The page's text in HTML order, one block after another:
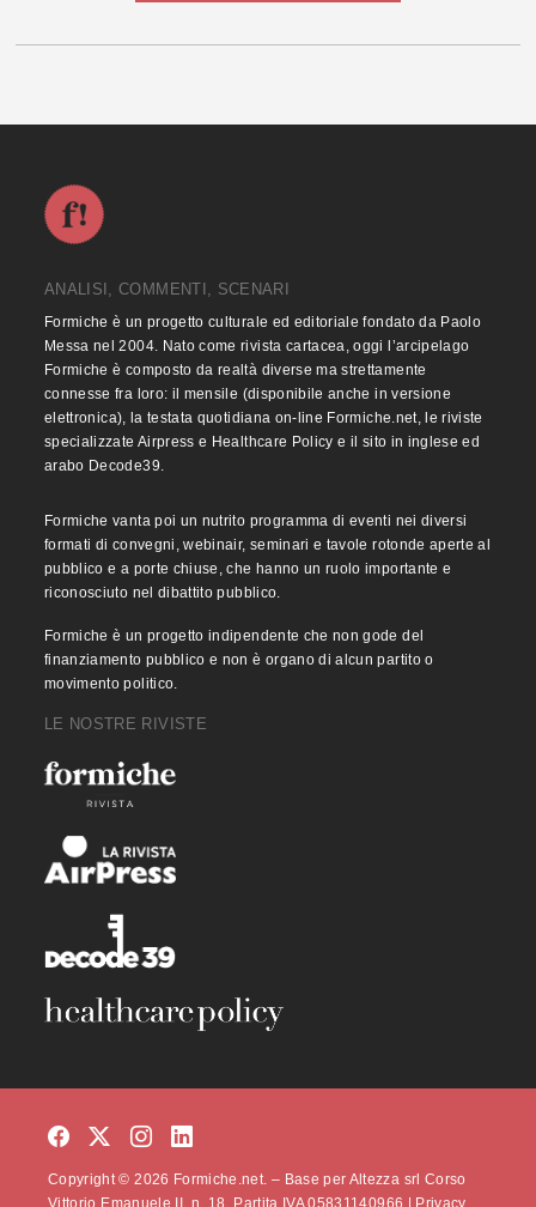
ANALISI, COMMENTI, SCENARI
Formiche è un progetto culturale ed editoriale fondato da Paolo
Messa nel 2004. Nato come rivista cartacea, oggi l’arcipelago
Formiche è composto da realtà diverse ma strettamente
connesse fra loro: il mensile (disponibile anche in versione
elettronica), la testata quotidiana on-line Formiche.net, le riviste
specializzate Airpress e Healthcare Policy e il sito in inglese ed
arabo Decode39.
Formiche vanta poi un nutrito programma di eventi nei diversi
formati di convegni, webinair, seminari e tavole rotonde aperte al
pubblico e a porte chiuse, che hanno un ruolo importante e
riconosciuto nel dibattito pubblico.
Formiche è un progetto indipendente che non gode del
finanziamento pubblico e non è organo di alcun partito o
movimento politico.
LE NOSTRE RIVISTE
Copyright © 2026 Formiche.net. – Base per Altezza srl Corso
Vittorio Emanuele II, n. 18, Partita IVA 05831140966 |
Privacy